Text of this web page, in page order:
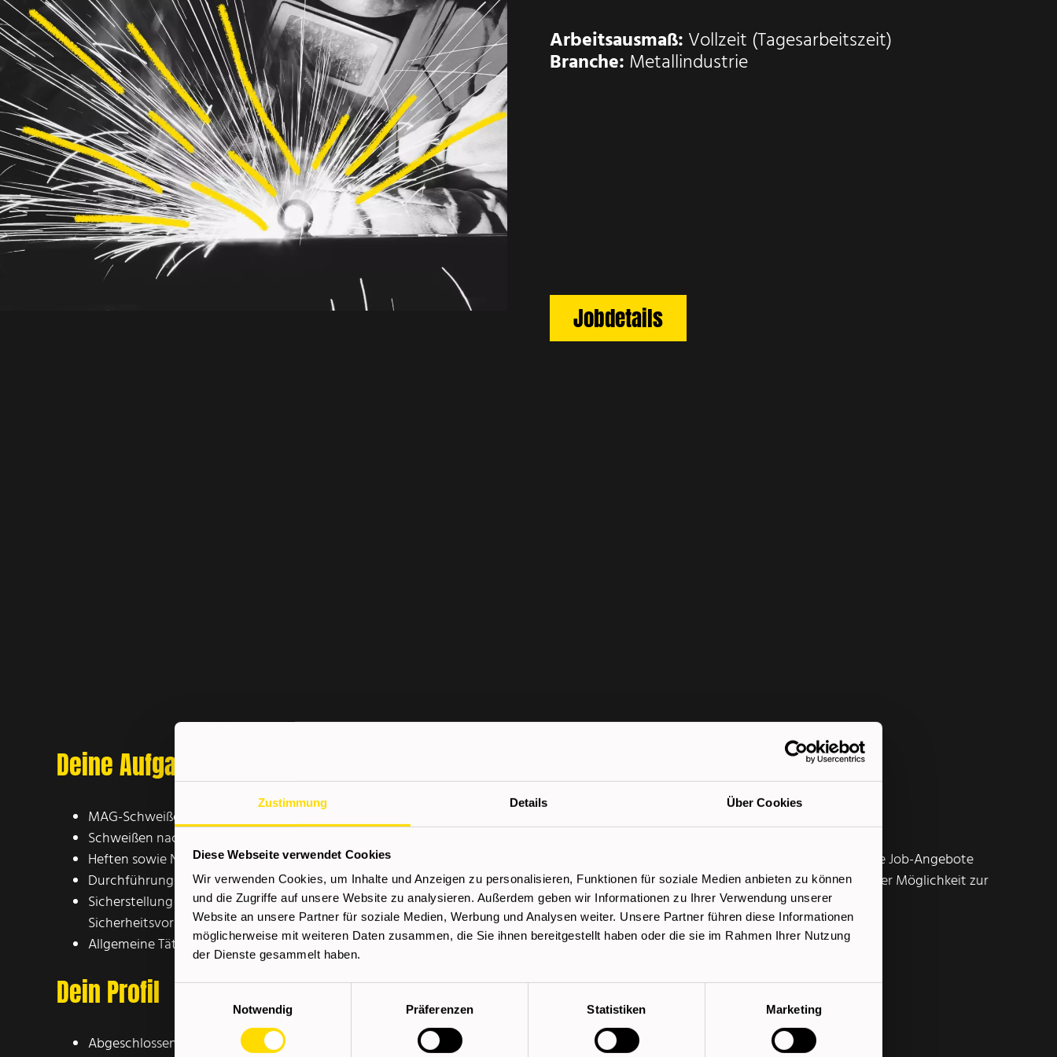
Zustimmung Details Über Cookies
Diese Webseite verwendet Cookies
Wir verwenden Cookies, um Inhalte und Anzeigen zu personalisieren, Funktionen für soziale Medien anbieten zu können
und die Zugriffe auf unsere Website zu analysieren. Außerdem geben wir Informationen zu Ihrer Verwendung unserer
Website an unsere Partner für soziale Medien, Werbung und Analysen weiter. Unsere Partner führen diese Informationen
möglicherweise mit weiteren Daten zusammen, die Sie ihnen bereitgestellt haben oder die sie im Rahmen Ihrer Nutzung
der Dienste gesammelt haben.
Notwendig
Präferenzen Statistiken Marketing
Arbeitsausmaß: Vollzeit (Tagesarbeitszeit)
Branche: Metallindustrie
Jobdetails
Deine Aufgaben
MAG-Schweißen von Klein- und Serienteilen
Schweißen nach technischen Zeichnungen und Arbeitsanweisungen
Heften sowie Nachbearbeiten der geschweißten Bauteile
Durchführung von Sicht- und Qualitätskontrollen der Schweißnähte
Sicherstellung der Einhaltung von Qualitäts- und
Sicherheitsvorschriften
Allgemeine Tätigkeiten im Schweißbereich
Dein Profil
Abgeschlossene Ausbildung im Metallbereich oder mehrjährige
Top-Verdienstmöglichkeiten durch individualisierte Job-Angebote
Dauerstellen in renommierten Unternehmen mit der Möglichkeit zur
Übernahme
Verdienst
ab € 2.400,00 netto / Monat
Überzahlung je nach Erfahrung möglich.